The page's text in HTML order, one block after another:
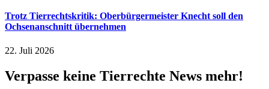
Trotz Tierrechtskritik: Oberbürgermeister Knecht soll den
Ochsenanschnitt übernehmen
22. Juli 2026
Verpasse keine Tierrechte News mehr!